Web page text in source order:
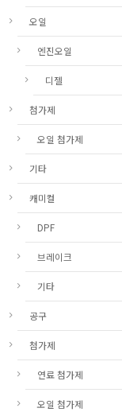
오일
엔진오일
디젤
첨가제
오일 첨가제
기타
캐미컬
DPF
브레이크
기타
공구
첨가제
연료 첨가제
오일 첨가제